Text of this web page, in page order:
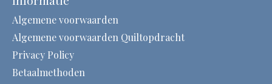
Algemene voorwaarden
Algemene voorwaarden Quiltopdracht
Privacy Policy
Betaalmethoden